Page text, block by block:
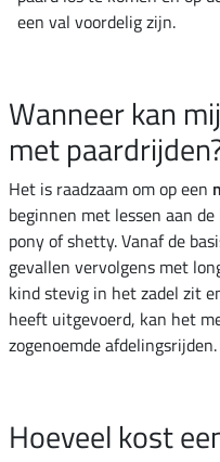
een val voordelig zijn.
Wanneer kan
met
Het is raadzaam om op een
beginnen met lessen aan
pony of shetty. Vanaf de
gevallen vervolgens met
kind stevig in het zadel zit
heeft uitgevoerd, kan het
zogenoemde afdelingsrijden.
Hoeveel kost